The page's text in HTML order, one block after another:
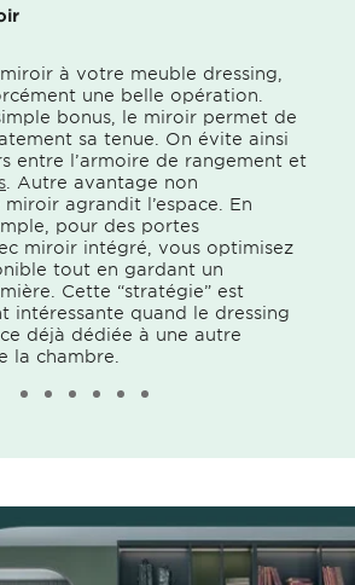
à votre meuble dressing,
une belle opération.
bonus, le miroir permet de
sa tenue. On évite ainsi
entre l’armoire de rangement et
. Autre avantage non
agrandit l’espace. En
pour des portes
miroir intégré, vous optimisez
tout en gardant un
Cette “stratégie” est
intéressante quand le dressing
déjà dédiée à une autre
la chambre.